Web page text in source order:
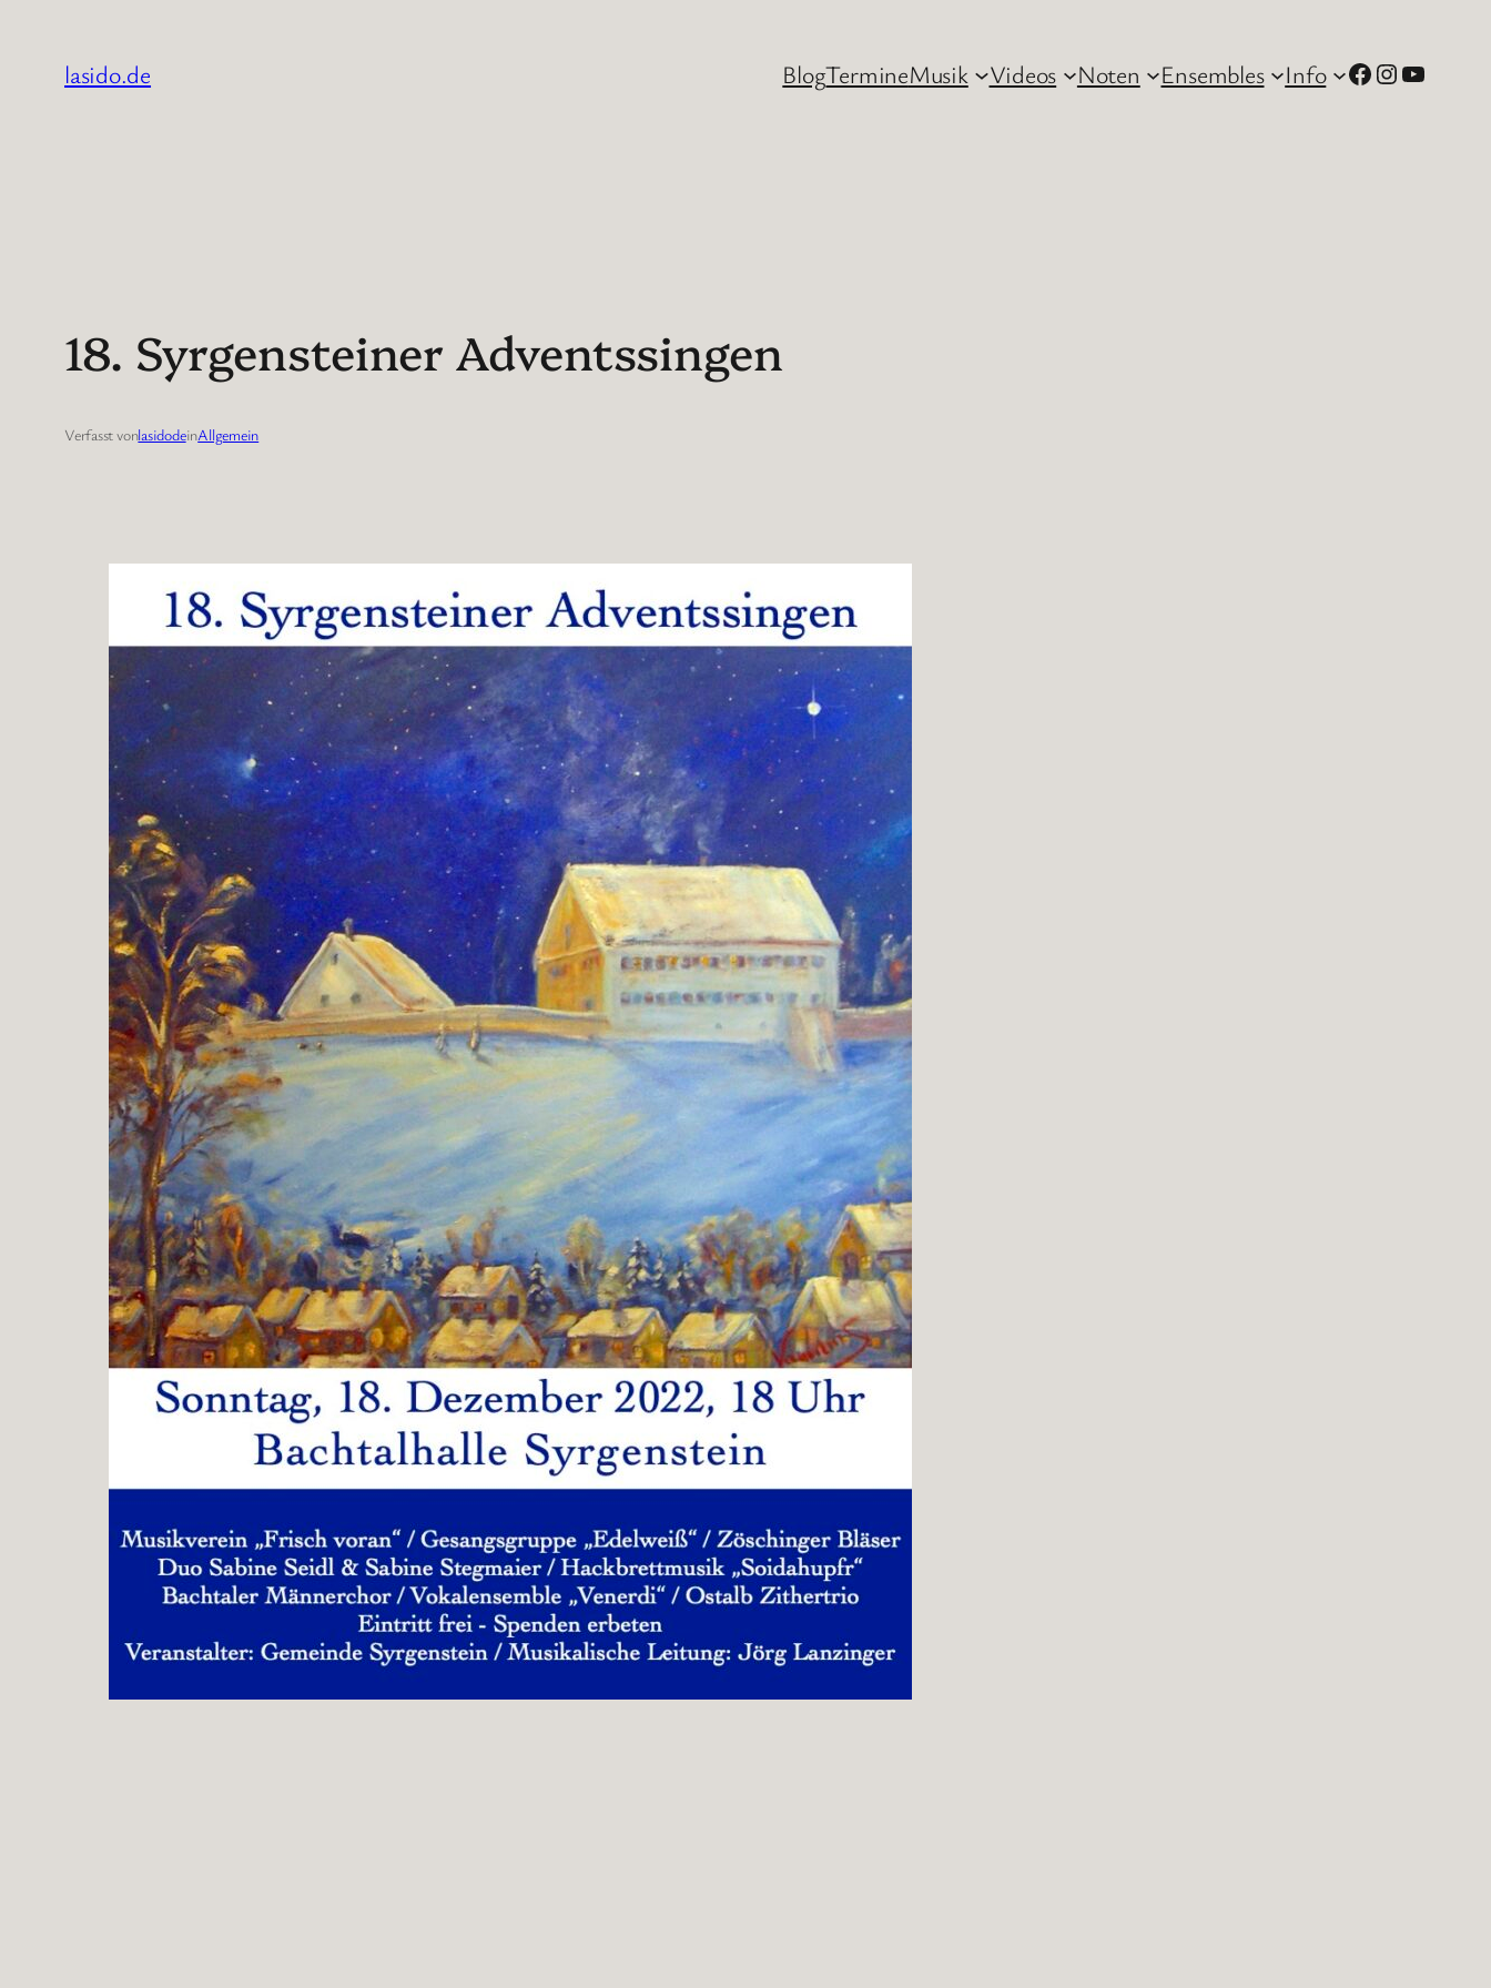
lasido.de BlogTermineMusik Videos Noten Ensembles Info Facebook
Instagram
YouTube
18. Syrgensteiner Adventssingen
Verfasst vonlasidodeinAllgemein